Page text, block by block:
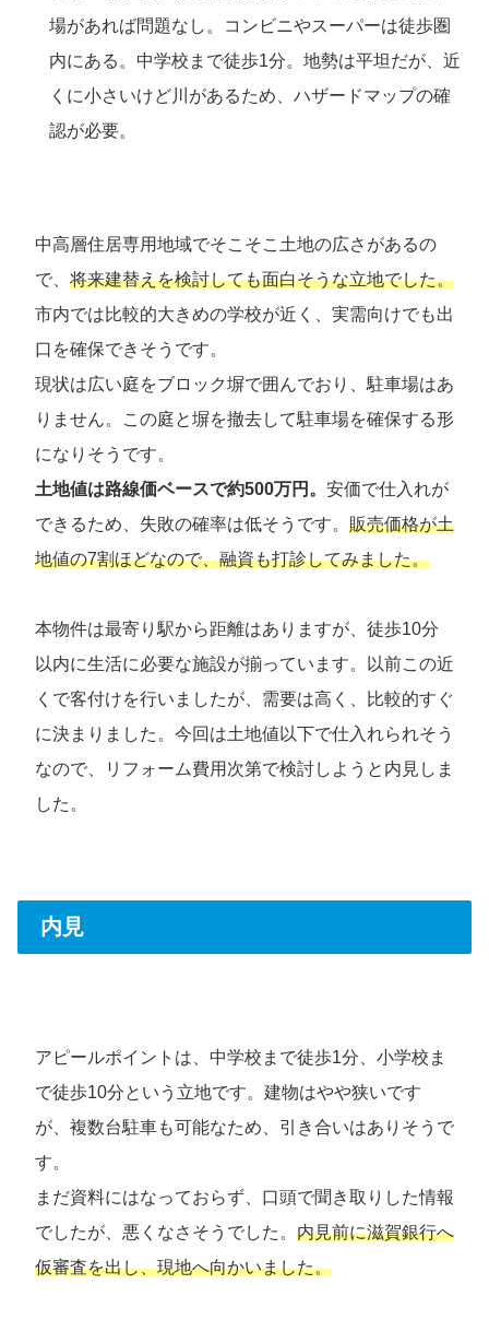
場があれば問題なし。コンビニやスーパーは徒歩圏
内にある。中学校まで徒歩1分。地勢は平坦だが、近
くに小さいけど川があるため、ハザードマップの確
認が必要。
中高層住居専用地域でそこそこ土地の広さがあるの
で、 将来建替えを検討しても面白そうな立地でした。
市内では比較的大きめの学校が近く、実需向けでも出
口を確保できそうです。
現状は広い庭をブロック塀で囲んでおり、駐車場はあ
りません。この庭と塀を撤去して駐車場を確保する形
になりそうです。
土地値は路線価ベースで約500万円。 安価で仕入れが
できるため、失敗の確率は低そうです。 販売価格が土
地値の7割ほどなので、融資も打診してみました。
本物件は最寄り駅から距離はありますが、徒歩10分
以内に生活に必要な施設が揃っています。以前この近
くで客付けを行いましたが、需要は高く、比較的すぐ
に決まりました。今回は土地値以下で仕入れられそう
なので、リフォーム費用次第で検討しようと内見しま
した。
内見
アピールポイントは、中学校まで徒歩1分、小学校ま
で徒歩10分という立地です。建物はやや狭いです
が、複数台駐車も可能なため、引き合いはありそうで
す。
まだ資料にはなっておらず、口頭で聞き取りした情報
でしたが、悪くなさそうでした。 内見前に滋賀銀行へ
仮審査を出し、現地へ向かいました。